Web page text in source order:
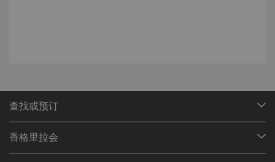
查找或预订
查找预订
香格里拉会